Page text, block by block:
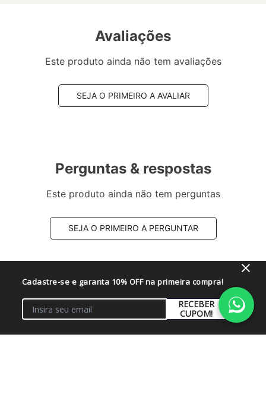
Avaliações
Este produto ainda não tem avaliações
SEJA O PRIMEIRO A AVALIAR
Perguntas & respostas
Este produto ainda não tem perguntas
SEJA O PRIMEIRO A PERGUNTAR
Cadastre-se e garanta 10% OFF na primeira compra!
RECEBER
CUPOM!